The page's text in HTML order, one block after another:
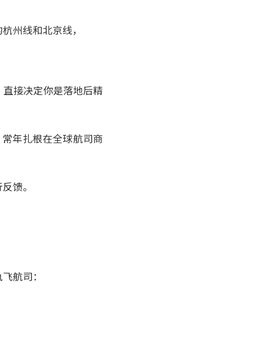
州线和北京线，
接决定你是落地后精
年扎根在全球航司商
馈。
航司：